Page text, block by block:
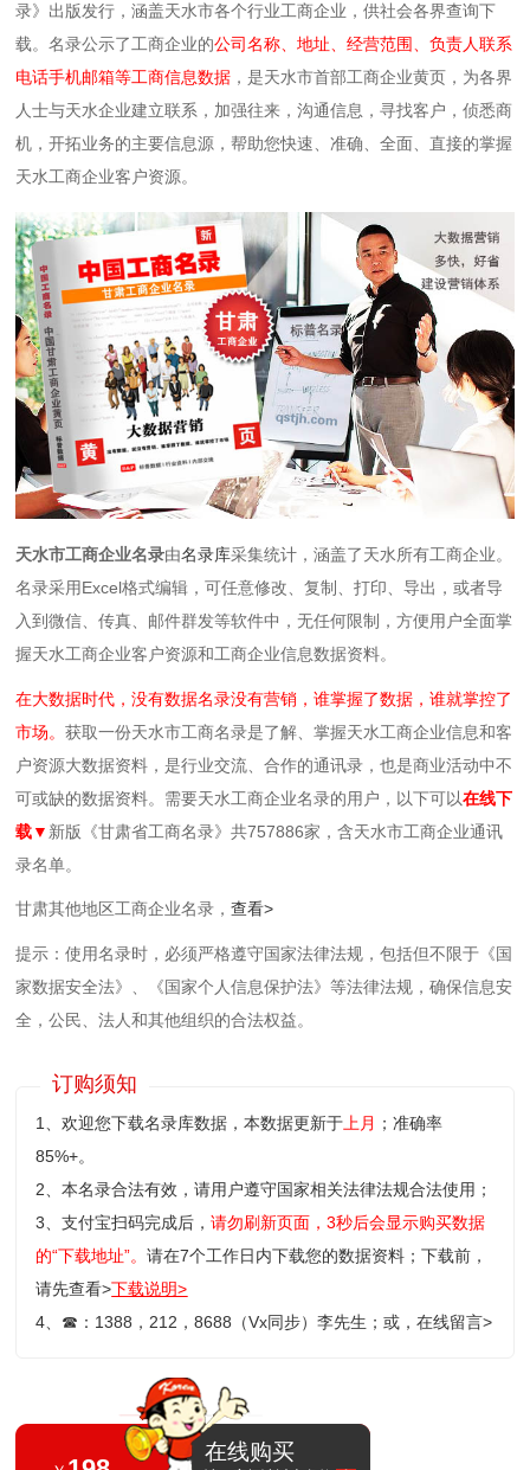
录》出版发行，涵盖天水市各个行业工商企业，供社会各界查询下
载。名录公示了工商企业的公司名称、地址、经营范围、负责人联系
电话手机邮箱等工商信息数据 ，是天水市首部工商企业黄页，为各界
人士与天水企业建立联系，加强往来，沟通信息，寻找客户，侦悉商
机，开拓业务的主要信息源，帮助您快速、准确、全面、直接的掌握
天水工商企业客户资源。
天水市工商企业名录由名录库采集统计，涵盖了天水所有工商企业。
名录采用Excel格式编辑，可任意修改、复制、打印、导出，或者导
入到微信、传真、邮件群发等软件中，无任何限制 ，方便用户全面掌
握天水工商企业客户资源和工商企业信息数据资料。
在大数据时代，没有数据名录没有营销，谁掌握了数据，谁就掌控了
市场。获取一份天水市工商名录是了解、掌握天水工商企业信息和客
户资源大数据资料，是行业交流、合作的通讯录，也是商业活动中不
可或缺的数据资料。需要天水工商企业名录的用户，以下可以在线下
载▼ 新版《甘肃省工商名录》共757886家，含天水市工商企业通讯
录名单。
甘肃其他地区工商企业名录，查看>
提示：使用名录时，必须严格遵守国家法律法规，包括但不限于《国
家数据安全法》、《国家个人信息保护法》等‌法律法规，确保信息安
全，公民、法人和其他组织的合法权益。
订购须知
1、欢迎您下载名录库数据，本数据更新于 上月 ；准确率
85%+。
2、本名录合法有效，请用户遵守国家相关法律法规合法使用；
3、支付宝扫码完成后，请勿刷新页面，3秒后会显示购买数据
的“下载地址”。请在7个工作日内下载您的数据资料；下载前，
请先查看>下载说明>
4、 ☎ ：1388，212，8688（Vx同步）李先生；或，在线留言>
在线购买